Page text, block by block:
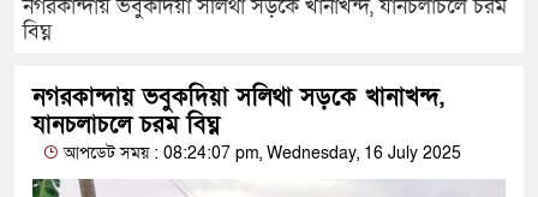
নগরকান্দায় ভবুকদিয়া সলিথা সড়কে খানাখন্দ, যানচলাচলে চরম
বিঘ্ন
নগরকান্দায় ভবুকদিয়া সলিথা সড়কে খানাখন্দ,
যানচলাচলে চরম বিঘ্ন
আপডেট সময় : 08:24:07 pm, Wednesday, 16 July 2025